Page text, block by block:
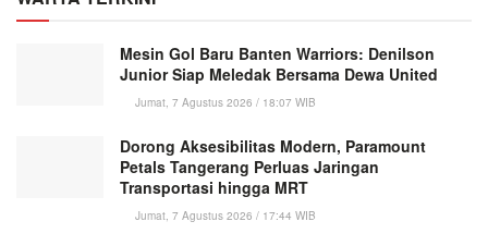
Mesin Gol Baru Banten Warriors: Denilson
Junior Siap Meledak Bersama Dewa United
Jumat, 7 Agustus 2026 / 18:07 WIB
Dorong Aksesibilitas Modern, Paramount
Petals Tangerang Perluas Jaringan
Transportasi hingga MRT
Jumat, 7 Agustus 2026 / 17:44 WIB